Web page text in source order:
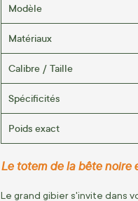
Modèle
Matériaux
Calibre / Taille
Spécificités
Poids exact
Le totem de la bête noire
Le grand gibier s'invite dans